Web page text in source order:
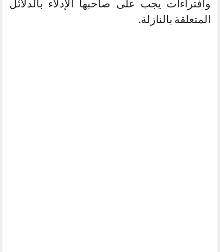
وافتراءات يجب على صاحبها الإدلاء بالدلائل
المتعلقة بالنازلة.